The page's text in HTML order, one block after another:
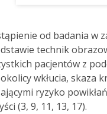
od badania w
technik
pacjentów z
wkłucia,
ryzyko
(3, 9, 11, 13, 17).